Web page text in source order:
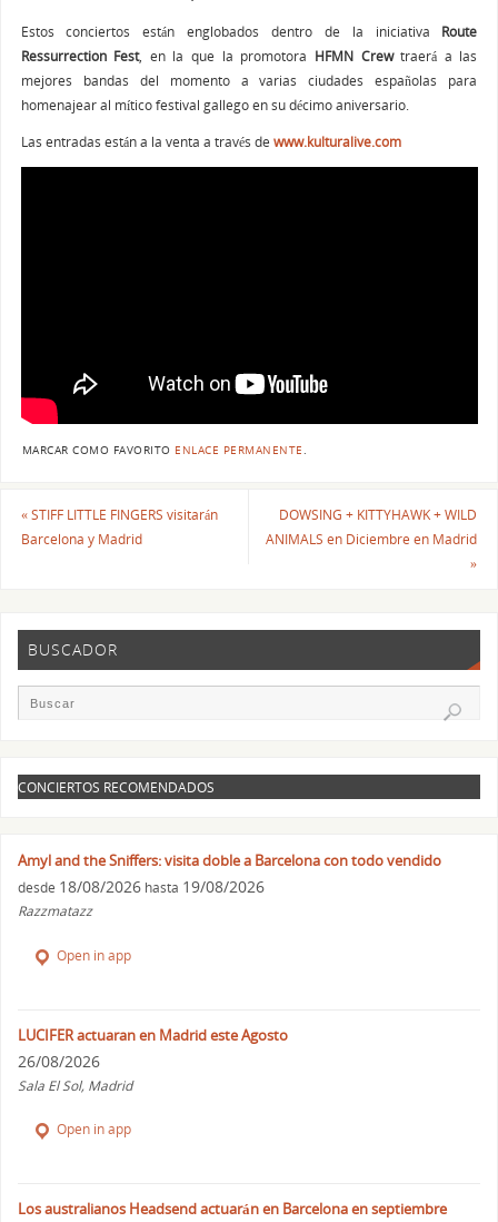
Estos conciertos están englobados dentro de la iniciativa Route
Ressurrection Fest, en la que la promotora HFMN Crewtraerá a las
mejores bandas del momento a varias ciudades españolas para
homenajear al mítico festival gallego en su décimo aniversario.
Las entradas están a la venta a través de www.kulturalive.com
MARCAR COMO FAVORITO ENLACE PERMANENTE.
«STIFF LITTLE FINGERS visitarán
Barcelona y Madrid
DOWSING + KITTYHAWK + WILD
ANIMALS en Diciembre en Madrid
»
BUSCADOR
CONCIERTOS RECOMENDADOS
Amyl and the Sniffers: visita doble a Barcelona con todo vendido
desde 18/08/2026 hasta 19/08/2026
Razzmatazz
Open in app
LUCIFER actuaran en Madrid este Agosto
26/08/2026
Sala El Sol, Madrid
Open in app
Los australianos Headsend actuarán en Barcelona en septiembre